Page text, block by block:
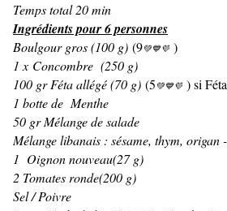
Temps total 20 min
Ingrédients pour 6 personnes
Boulgour gros (100 g) (9💚💙💜 )
1 x Concombre (250 g)
100 gr Féta allégé (70 g) (5 💚💙💜 ) si
1 botte de Menthe
50 gr Mélange de salade
Mélange libanais : sésame, thym, origan
1 Oignon nouveau(27 g)
2 Tomates ronde(200 g)
Sel / Poivre